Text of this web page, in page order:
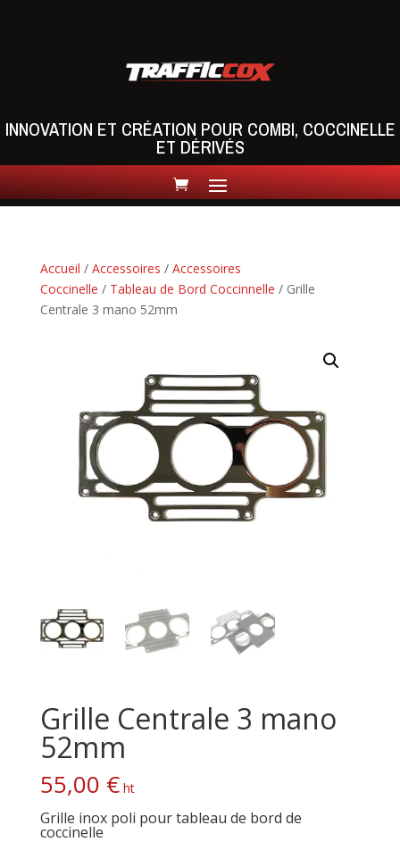
INNOVATION ET CRÉATION POUR COMBI, COCCINELLE
ET DÉRIVÉS
Accueil / Accessoires / Accessoires
Coccinelle / Tableau de Bord Coccinnelle / Grille
Centrale 3 mano 52mm
Grille Centrale 3 mano
52mm
55,00 € ht
Grille inox poli pour tableau de bord de
coccinelle